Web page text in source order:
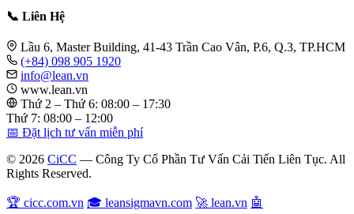
📞 Liên Hệ
Lầu 6, Master Building, 41-43 Trần Cao Vân, P.6, Q.3, TP.HCM
(+84) 098 905 1920
info@lean.vn
www.lean.vn
Thứ 2 – Thứ 6: 08:00 – 17:30
Thứ 7: 08:00 – 12:00
📅 Đặt lịch tư vấn miễn phí
© 2026 CiCC — Công Ty Cổ Phần Tư Vấn Cải Tiến Liên Tục. All
Rights Reserved.
🏆 cicc.com.vn 🎓 leansigmavn.com 🚀 lean.vn 🤖